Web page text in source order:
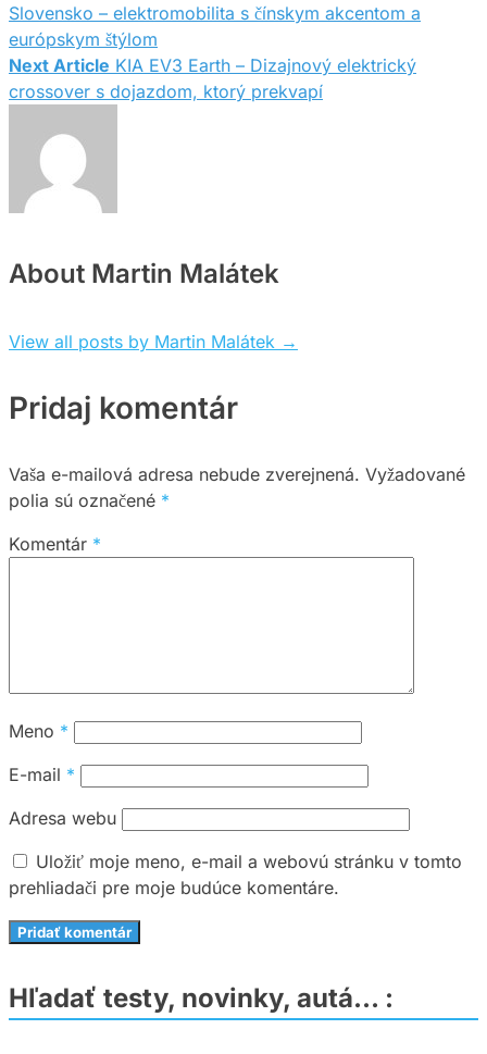
v
článku
Slovensko – elektromobilita s čínskym akcentom a
európskym štýlom
Next Article KIA EV3 Earth – Dizajnový elektrický
crossover s dojazdom, ktorý prekvapí
About Martin Malátek
View all posts by Martin Malátek →
Pridaj komentár
Vaša e-mailová adresa nebude zverejnená. Vyžadované
polia sú označené *
Komentár *
Meno *
E-mail *
Adresa webu
Uložiť moje meno, e-mail a webovú stránku v tomto
prehliadači pre moje budúce komentáre.
Hľadať testy, novinky, autá… :